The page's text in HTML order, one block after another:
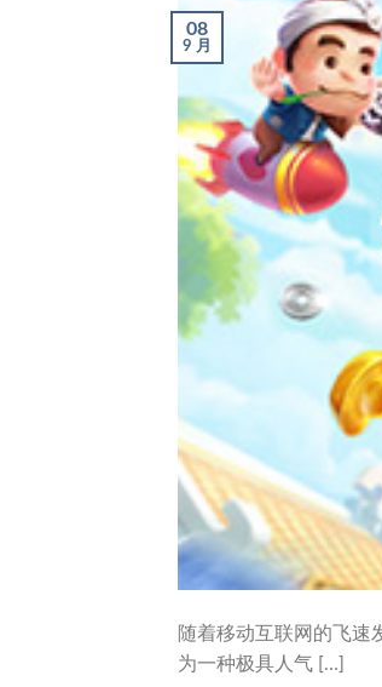
08
9 月
随着移动互联网的飞速
为一种极具人气 […]